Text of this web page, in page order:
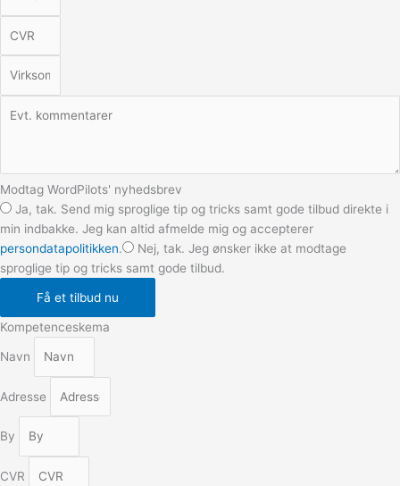
Modtag WordPilots' nyhedsbrev
Ja, tak. Send mig sproglige tip og tricks samt gode tilbud direkte i
min indbakke. Jeg kan altid afmelde mig og accepterer
persondatapolitikken.
Nej, tak. Jeg ønsker ikke at modtage
sproglige tip og tricks samt gode tilbud.
Få et tilbud nu
Kompetenceskema
Navn
Adresse
By
CVR